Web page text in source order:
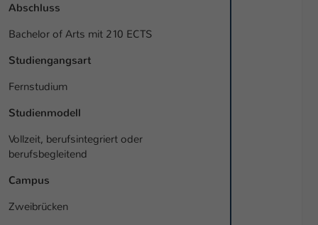
Abschluss
Bachelor of Arts mit 210 ECTS
Studiengangsart
Fernstudium
Studienmodell
Vollzeit, berufsintegriert oder
berufsbegleitend
Campus
Zweibrücken